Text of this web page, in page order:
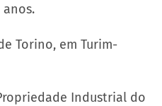
Torino, em Turim-
Industrial do